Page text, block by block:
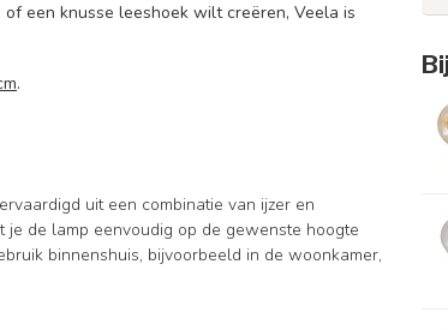
een knusse leeshoek wilt creëren, Veela is
.
uit een combinatie van ijzer en
de lamp eenvoudig op de gewenste hoogte
binnenshuis, bijvoorbeeld in de woonkamer,